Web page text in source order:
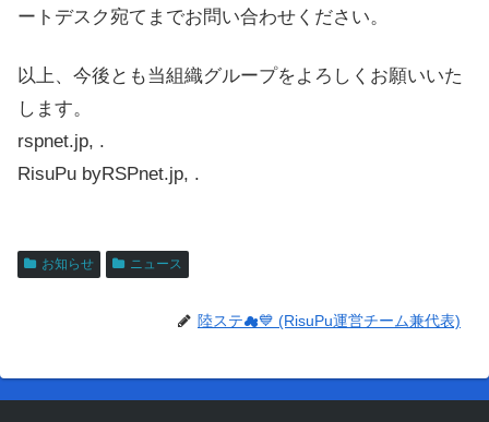
ートデスク宛てまでお問い合わせください。
以上、今後とも当組織グループをよろしくお願いいた
します。
rspnet.jp, .
RisuPu byRSPnet.jp, .
お知らせ ニュース
陸ステ☁💙 (RisuPu運営チーム兼代表)